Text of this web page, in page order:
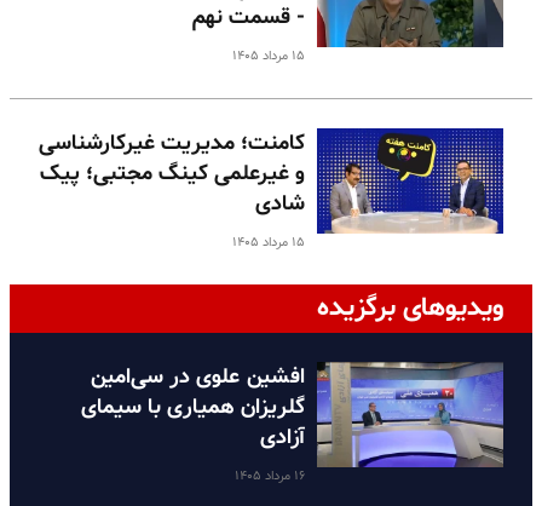
- قسمت نهم
۱۵ مرداد ۱۴۰۵
کامنت؛ مدیریت غیرکارشناسی
و غیرعلمی کینگ مجتبی؛ پیک
شادی
۱۵ مرداد ۱۴۰۵
ویدیوهای برگزیده
افشین علوی در سی‌امین
گلریزان همیاری با سیمای
آزادی
۱۶ مرداد ۱۴۰۵